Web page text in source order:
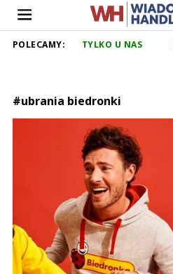
POLECAMY: TYLKO U NAS
#ubrania biedronki